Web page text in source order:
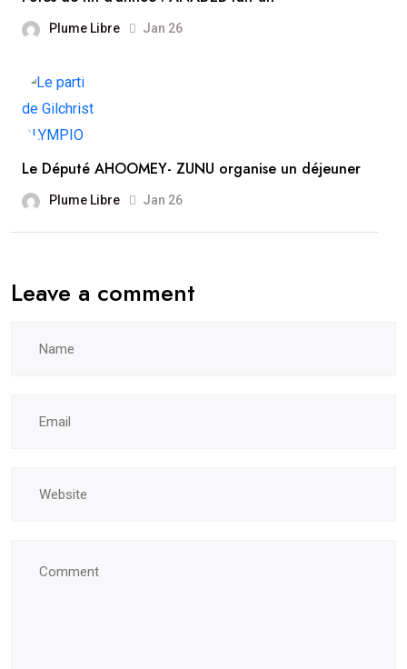
Plume Libre Jan 26
Le Député AHOOMEY- ZUNU organise un déjeuner
Plume Libre Jan 26
Leave a comment